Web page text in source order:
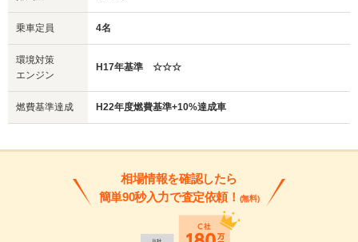
乗車定員 4名
環境対策
エンジン
H17年基準 ☆☆☆
燃費基準達成 H22年度燃費基準+10%達成車
相場情報を確認したら
簡単90秒入力で査定依頼！ (無料)